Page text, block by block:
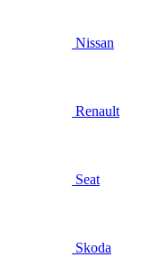
Nissan
Renault
Seat
Skoda